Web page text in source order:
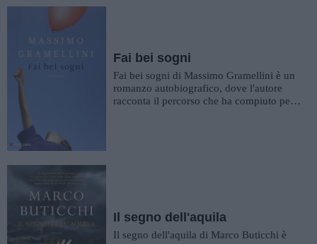
Fai bei sogni
Fai bei sogni di Massimo Gramellini è un
romanzo autobiografico, dove l'autore
racconta il percorso che ha compiuto per
Il segno dell'aquila
Il segno dell'aquila di Marco Buticchi è